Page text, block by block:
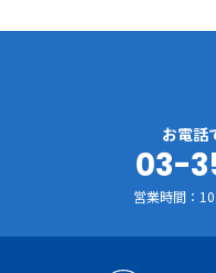
お電話
03-
営業時間：